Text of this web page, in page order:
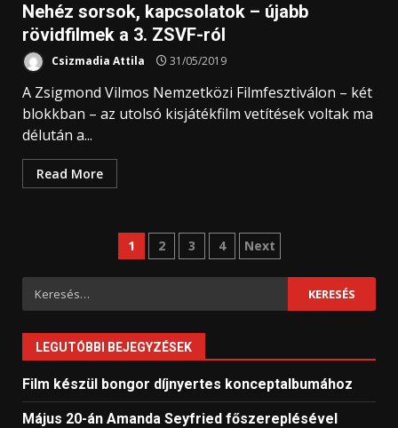
Nehéz sorsok, kapcsolatok – újabb
rövidfilmek a 3. ZSVF-ról
Csizmadia Attila 31/05/2019
A Zsigmond Vilmos Nemzetközi Filmfesztiválon – két
blokkban – az utolsó kisjátékfilm vetítések voltak ma
délután a...
Read More
Bejegyzések
lapozása
1 2 3 4 Next
Keresés:
LEGUTÓBBI BEJEGYZÉSEK
Film készül bongor díjnyertes konceptalbumához
Május 20-án Amanda Seyfried főszereplésével